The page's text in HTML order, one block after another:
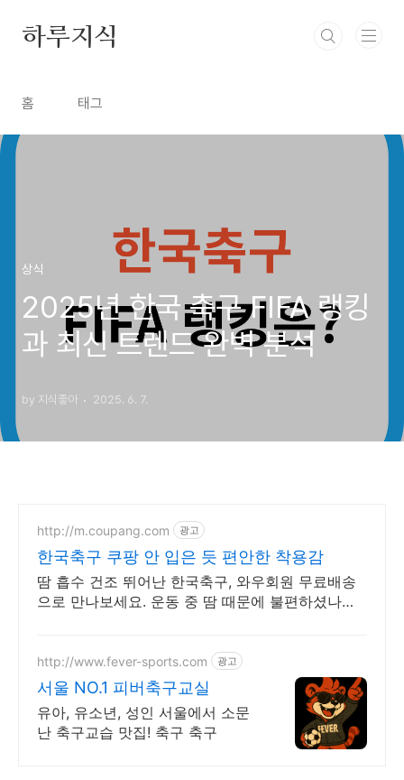
하루지식
홈 태그
상식
2025년 한국 축구 FIFA 랭킹
과 최신 트렌드 완벽 분석
by 지식좋아 2025. 6. 7.
http://m.coupang.com 광고
한국축구 쿠팡 안 입은 듯 편안한 착용감
땀 흡수 건조 뛰어난 한국축구, 와우회원 무료배송
으로 만나보세요. 운동 중 땀 때문에 불편하셨나요?
http://www.fever-sports.com 광고
서울 NO.1 피버축구교실
유아, 유소년, 성인 서울에서 소문
난 축구교습 맛집! 축구 축구